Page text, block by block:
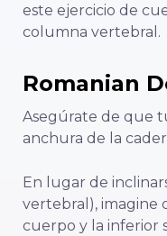
este ejercicio de
columna vertebral.
Romanian
Asegúrate de que
anchura de la
En lugar de
vertebral), imagine
cuerpo y la inferior